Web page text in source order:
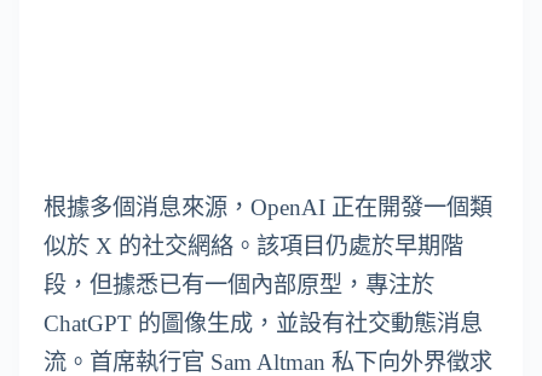
根據多個消息來源，OpenAI 正在開發一個類
似於 X 的社交網絡。該項目仍處於早期階
段，但據悉已有一個內部原型，專注於
ChatGPT 的圖像生成，並設有社交動態消息
流。首席執行官 Sam Altman 私下向外界徵求